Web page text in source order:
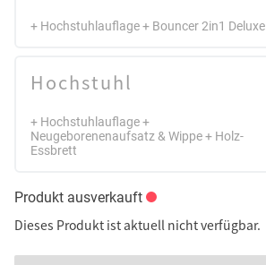
+ Hochstuhlauflage + Bouncer 2in1 Deluxe
Hochstuhl
+ Hochstuhlauflage +
Neugeborenenaufsatz & Wippe + Holz-
Essbrett
Produkt ausverkauft
Dieses Produkt ist aktuell nicht verfügbar.